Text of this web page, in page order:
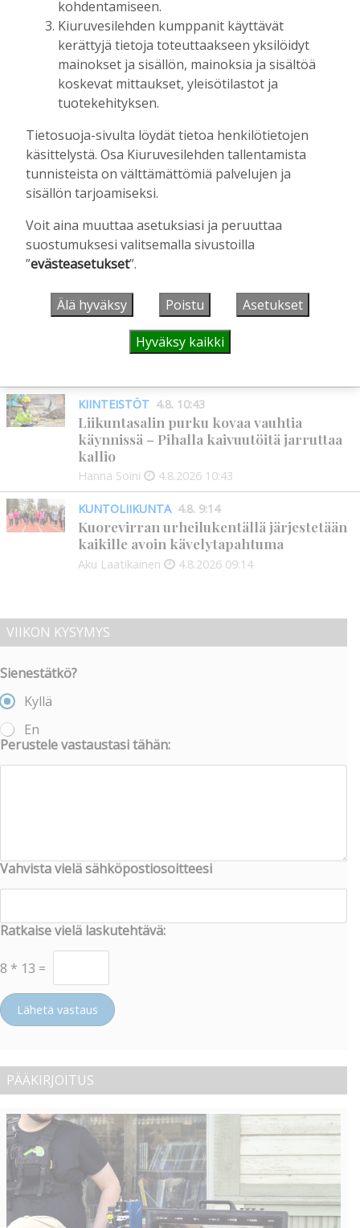
UUSIMMAT
IHMISET 5.8. 9:00
Mikko Remes täyttää 50 vuotta – vaikka
syntymäpäiväsankari oppineensa myös
hölläämään vauhtia
Aku Laatikainen 5.8.2026 09:00
Vanhat rakennukset näyttivät arvonsa
yllättävällä tavalla
Hanna Soini
MAATALOUS 4.8. 18:00
Vaikuttaako afrikkalainen sikarutto
Kiuruvedellä? “Onhan sitä osannut
odottaa”, toteaa luomusikalan yrittäjä
KIINTEISTÖT 4.8. 10:43
Liikuntasalin purku kovaa vauhtia
käynnissä – Pihalla kaivuutöitä jarruttaa
kallio
Hanna Soini 4.8.2026 10:43
KUNTOLIIKUNTA 4.8. 9:14
Kuorevirran urheilukentällä järjestetään
kaikille avoin kävelytapahtuma
Aku Laatikainen 4.8.2026 09:14
VIIKON KYSYMYS
Sienestätkö?
Kyllä
En
Perustele vastaustasi tähän:
Vahvista vielä sähköpostiosoitteesi
Ratkaise vielä laskutehtävä:
8 * 13 =
Lähetä vastaus
PÄÄKIRJOITUS
kohdentamiseen.
Kiuruvesilehden kumppanit käyttävät
kerättyjä tietoja toteuttaakseen yksilöidyt
mainokset ja sisällön, mainoksia ja sisältöä
koskevat mittaukset, yleisötilastot ja
tuotekehityksen.
Tietosuoja-sivulta löydät tietoa henkilötietojen
käsittelystä. Osa Kiuruvesilehden tallentamista
tunnisteista on välttämättömiä palvelujen ja
sisällön tarjoamiseksi.
Voit aina muuttaa asetuksiasi ja peruuttaa
suostumuksesi valitsemalla sivustoilla
”evästeasetukset”.
Älä hyväksy Poistu Asetukset
Hyväksy kaikki